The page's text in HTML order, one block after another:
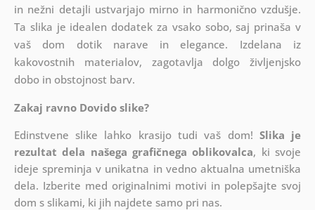
in nežni detajli ustvarjajo mirno in harmonično vzdušje.
Ta slika je idealen dodatek za vsako sobo, saj prinaša v
vaš dom dotik narave in elegance. Izdelana iz
kakovostnih materialov, zagotavlja dolgo življenjsko
dobo in obstojnost barv.
Zakaj ravno Dovido slike?
Edinstvene slike lahko krasijo tudi vaš dom! Slika je
rezultat dela našega grafičnega oblikovalca, ki svoje
ideje spreminja v unikatna in vedno aktualna umetniška
dela. Izberite med originalnimi motivi in polepšajte svoj
dom s slikami, ki jih najdete samo pri nas.